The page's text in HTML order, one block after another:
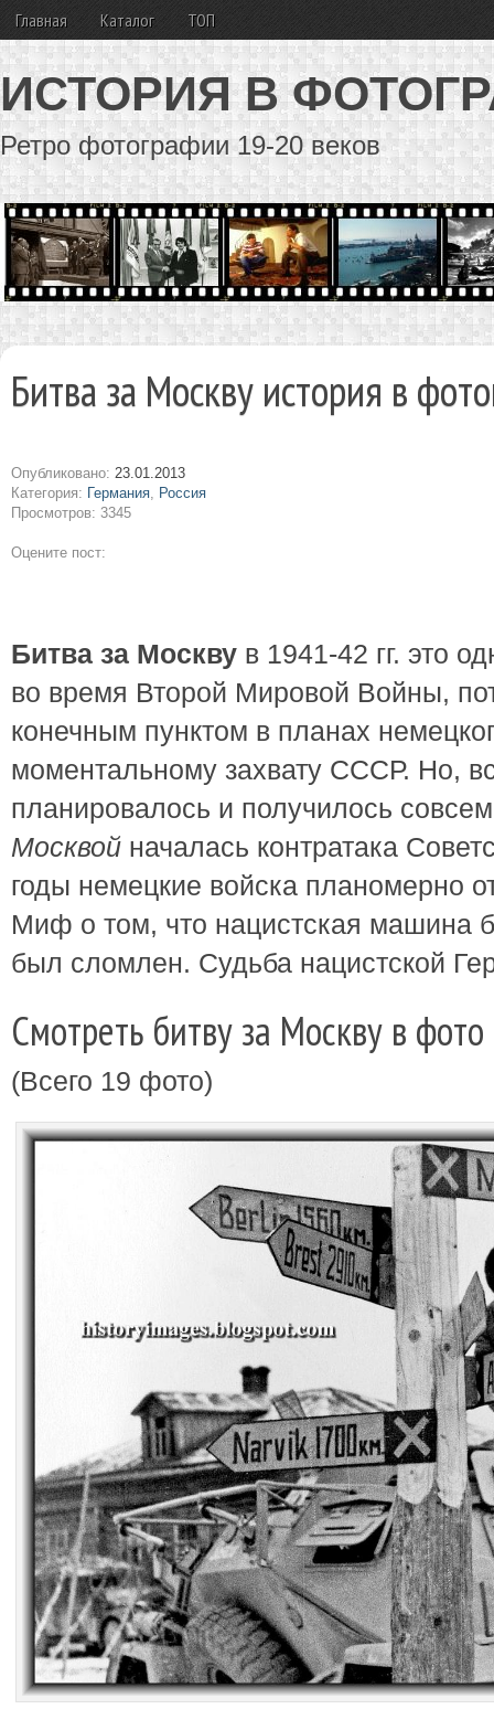
Главная Каталог ТОП
ИСТОРИЯ В
Ретро фотографии 19-20 веков
Битва за Москву история в
Опубликовано: 23.01.2013
Категория: Германия, Россия
Просмотров: 3345
Оцените пост:
Битва за Москву в 1941-42 гг. это
во время Второй Мировой Войны,
конечным пунктом в планах
моментальному захвату СССР. Но,
планировалось и получилось
Москвой началась контратака
годы немецкие войска планомерно
Миф о том, что нацистская машина
был сломлен. Судьба нацистской
Смотреть битву за Москву в фото
(Всего 19 фото)